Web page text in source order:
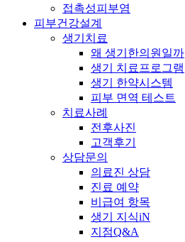
접촉성피부염
피부건강설계
생기치료
왜 생기한의원일까
생기 치료프로그램
생기 한약시스템
피부 면역 테스트
치료사례
전후사진
고객후기
상담문의
의료진 상담
진료 예약
비급여 항목
생기 지식iN
지점Q&A